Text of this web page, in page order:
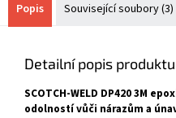
Popis Související soubory (3)
Detailní popis produktu
SCOTCH-WELD DP420 3M
odolností vůči nárazům a